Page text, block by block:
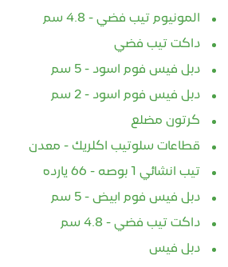
المونيوم تيب فضي - 4.8 سم
داكت تيب فضي
دبل فيس فوم اسود - 5 سم
دبل فيس فوم اسود - 2 سم
كرتون مضلع
قطاعات سلوتيب اكلريك - معدن
تيب انشائي 1 بوصه - 66 يارده
دبل فيس فوم ابيض - 5 سم
داكت تيب فضي - 4.8 سم
دبل فيس